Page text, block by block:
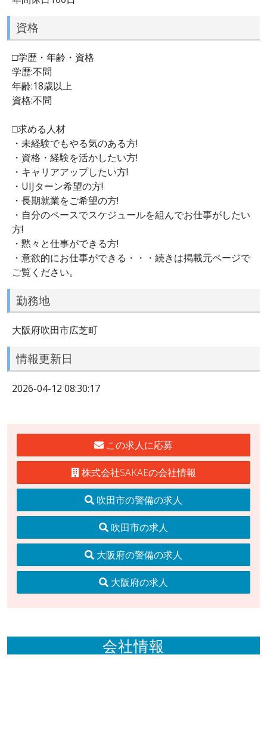
資格
□学歴・年齢・資格
学歴:不問
年齢:18歳以上
資格:不問
□求める人材
・未経験でもやる気のある方!
・資格・経験を活かしたい方!
・キャリアアップしたい方!
・UIJターン希望の方!
・長期就業をご希望の方!
・自分のペースでスケジュールを組んでお仕事がしたい
方!
・黙々と仕事ができる方!
・意欲的にお仕事ができる・・・続きは掲載元ページで
ご覧ください。
勤務地
大阪府吹田市広芝町
情報更新日
2026-04-12 08:30:17
この求人に応募
株式会社SAKAEの会社情報
吹田市の警備の求人
吹田市の求人
大阪府の警備の求人
大阪府の求人
会社情報